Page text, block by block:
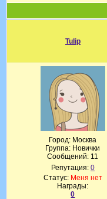
Tulip
Город: Москва
Группа: Новички
Сообщений: 11
Репутация: 0
Статус: Меня нет
Награды:
0